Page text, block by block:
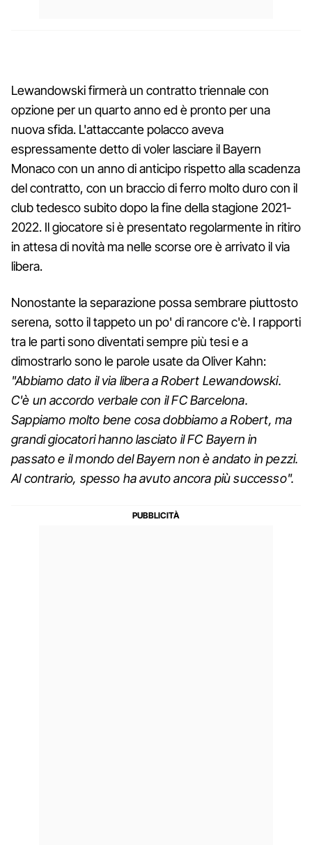
Lewandowski firmerà un contratto triennale con
opzione per un quarto anno ed è pronto per una
nuova sfida. L'attaccante polacco aveva
espressamente detto di voler lasciare il Bayern
Monaco con un anno di anticipo rispetto alla scadenza
del contratto, con un braccio di ferro molto duro con il
club tedesco subito dopo la fine della stagione 2021-
2022. Il giocatore si è presentato regolarmente in ritiro
in attesa di novità ma nelle scorse ore è arrivato il via
libera.
Nonostante la separazione possa sembrare piuttosto
serena, sotto il tappeto un po' di rancore c'è. I rapporti
tra le parti sono diventati sempre più tesi e a
dimostrarlo sono le parole usate da Oliver Kahn:
"Abbiamo dato il via libera a Robert Lewandowski.
C'è un accordo verbale con il FC Barcelona.
Sappiamo molto bene cosa dobbiamo a Robert, ma
grandi giocatori hanno lasciato il FC Bayern in
passato e il mondo del Bayern non è andato in pezzi.
Al contrario, spesso ha avuto ancora più successo".